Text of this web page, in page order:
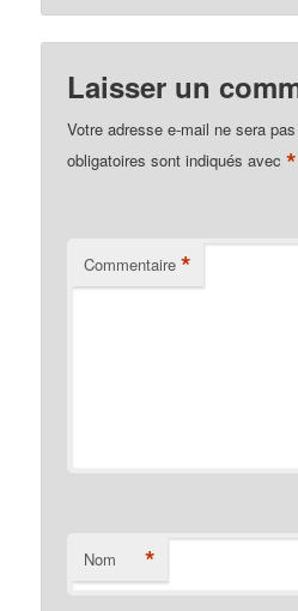
Laisser un
Votre adresse e-mail ne sera
obligatoires sont indiqués avec*
Commentaire *
Nom *